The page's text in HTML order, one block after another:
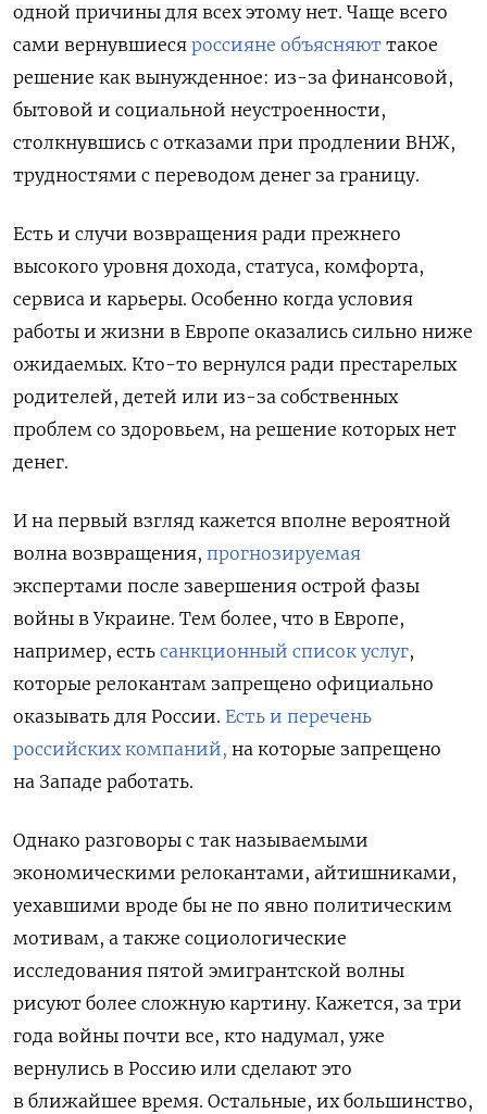
одной причины для всех этому нет. Чаще всего
сами вернувшиеся россияне объясняют такое
решение как вынужденное: из-за финансовой,
бытовой и социальной неустроенности,
столкнувшись с отказами при продлении ВНЖ,
трудностями с переводом денег за границу.
Есть и случи возвращения ради прежнего
высокого уровня дохода, статуса, комфорта,
сервиса и карьеры. Особенно когда условия
работы и жизни в Европе оказались сильно ниже
ожидаемых. Кто-то вернулся ради престарелых
родителей, детей или из-за собственных
проблем со здоровьем, на решение которых нет
денег.
И на первый взгляд кажется вполне вероятной
волна возвращения, прогнозируемая
экспертами после завершения острой фазы
войны в Украине. Тем более, что в Европе,
например, есть санкционный список услуг,
которые релокантам запрещено официально
оказывать для России. Есть и перечень
российских компаний, на которые запрещено
на Западе работать.
Однако разговоры с так называемыми
экономическими релокантами, айтишниками,
уехавшими вроде бы не по явно политическим
мотивам, а также социологические
исследования пятой эмигрантской волны
рисуют более сложную картину. Кажется, за три
года войны почти все, кто надумал, уже
вернулись в Россию или сделают это
в ближайшее время. Остальные, их большинство,